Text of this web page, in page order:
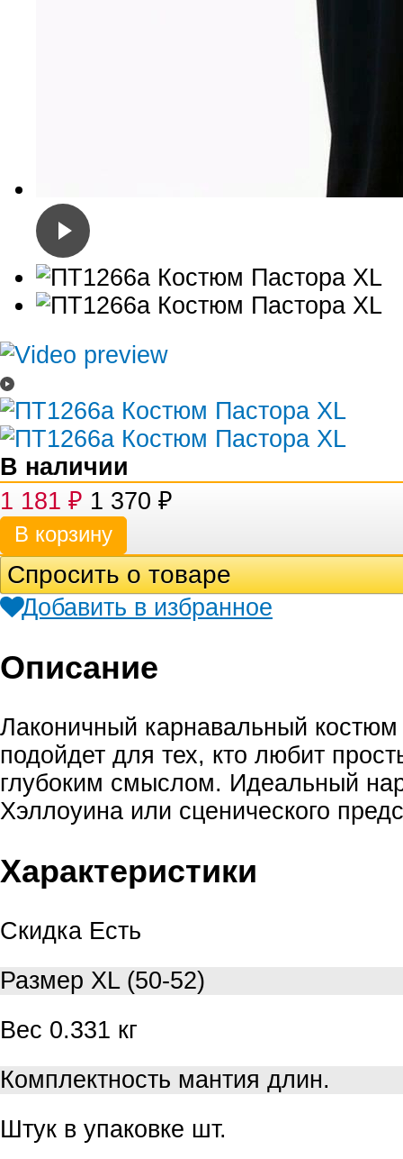
В наличии
1 181 ₽ 1 370 ₽
Спросить о товаре
Добавить в избранное
Описание
Лаконичный карнавальный
подойдет для тех, кто любит
глубоким смыслом. Идеальный
Хэллоуина или сценического
Характеристики
Скидка Есть
Размер XL (50-52)
Вес 0.331 кг
Комплектность мантия длин.
Штук в упаковке шт.